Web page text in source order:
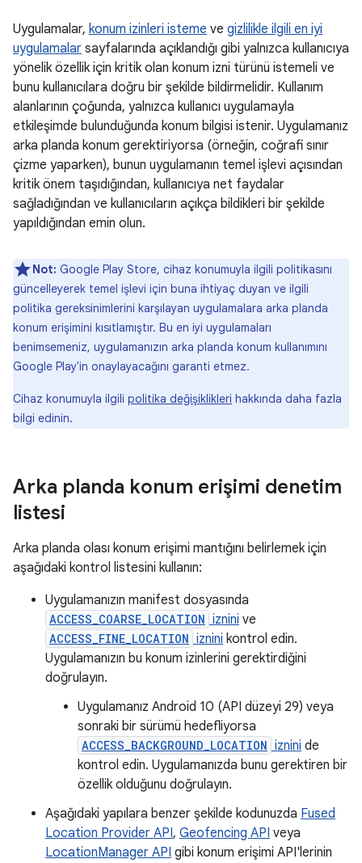
Uygulamalar, konum izinleri isteme ve gizlilikle ilgili en iyi
uygulamalar sayfalarında açıklandığı gibi yalnızca kullanıcıya
yönelik özellik için kritik olan konum izni türünü istemeli ve
bunu kullanıcılara doğru bir şekilde bildirmelidir. Kullanım
alanlarının çoğunda, yalnızca kullanıcı uygulamayla
etkileşimde bulunduğunda konum bilgisi istenir. Uygulamanız
arka planda konum gerektiriyorsa (örneğin, coğrafi sınır
çizme yaparken), bunun uygulamanın temel işlevi açısından
kritik önem taşıdığından, kullanıcıya net faydalar
sağladığından ve kullanıcıların açıkça bildikleri bir şekilde
yapıldığından emin olun.
Not: Google Play Store, cihaz konumuyla ilgili politikasını
güncelleyerek temel işlevi için buna ihtiyaç duyan ve ilgili
politika gereksinimlerini karşılayan uygulamalara arka planda
konum erişimini kısıtlamıştır. Bu en iyi uygulamaları
benimsemeniz, uygulamanızın arka planda konum kullanımını
Google Play'in onaylayacağını garanti etmez.
Cihaz konumuyla ilgili politika değişiklikleri hakkında daha fazla
bilgi edinin.
Arka planda konum erişimi denetim
listesi
Arka planda olası konum erişimi mantığını belirlemek için
aşağıdaki kontrol listesini kullanın:
Uygulamanızın manifest dosyasında
ACCESS_COARSE_LOCATION iznini ve
ACCESS_FINE_LOCATION iznini kontrol edin.
Uygulamanızın bu konum izinlerini gerektirdiğini
doğrulayın.
Uygulamanız Android 10 (API düzeyi 29) veya
sonraki bir sürümü hedefliyorsa
ACCESS_BACKGROUND_LOCATION iznini de
kontrol edin. Uygulamanızda bunu gerektiren bir
özellik olduğunu doğrulayın.
Aşağıdaki yapılara benzer şekilde kodunuzda Fused
Location Provider API, Geofencing API veya
LocationManager API gibi konum erişimi API'lerinin